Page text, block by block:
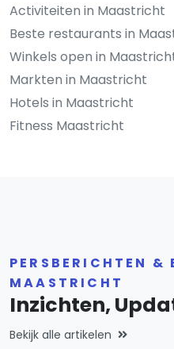
Activiteiten in Maastricht
Beste restaurants in
Winkels open in
Markten in Maastricht
Hotels in Maastricht
Fitness Maastricht
PERSBERICHTEN &
MAASTRICHT
Inzichten,
Bekijk alle artikelen